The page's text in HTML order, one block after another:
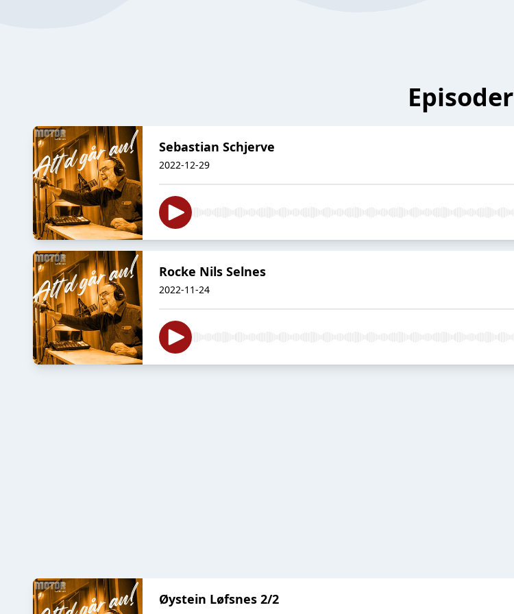
Episoder
Sebastian Schjerve
2022-12-29
Rocke Nils Selnes
2022-11-24
Øystein Løfsnes 2/2